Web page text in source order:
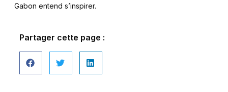
Gabon entend s’inspirer.
Partager cette page :